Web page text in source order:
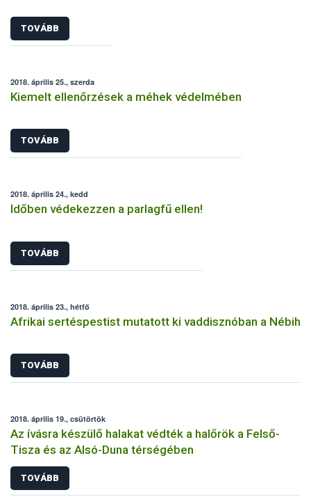
TOVÁBB
2018. április 25., szerda
Kiemelt ellenőrzések a méhek védelmében
TOVÁBB
2018. április 24., kedd
Időben védekezzen a parlagfű ellen!
TOVÁBB
2018. április 23., hétfő
Afrikai sertéspestist mutatott ki vaddisznóban a Nébih
TOVÁBB
2018. április 19., csütörtök
Az ívásra készülő halakat védték a halőrök a Felső-
Tisza és az Alsó-Duna térségében
TOVÁBB